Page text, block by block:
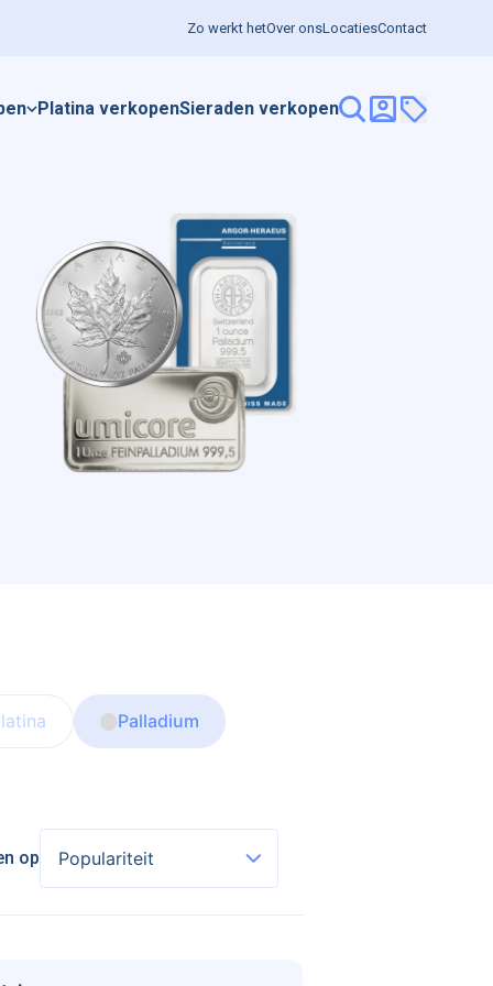
Zo werkt hetOver onsLocatiesContact
Platina verkopenSieraden verkopen
Palladium
op